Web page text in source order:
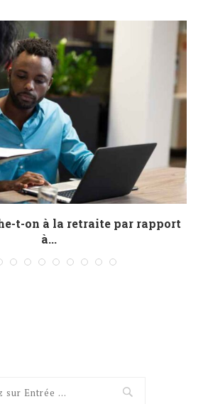
t-on à la retraite par rapport
à...